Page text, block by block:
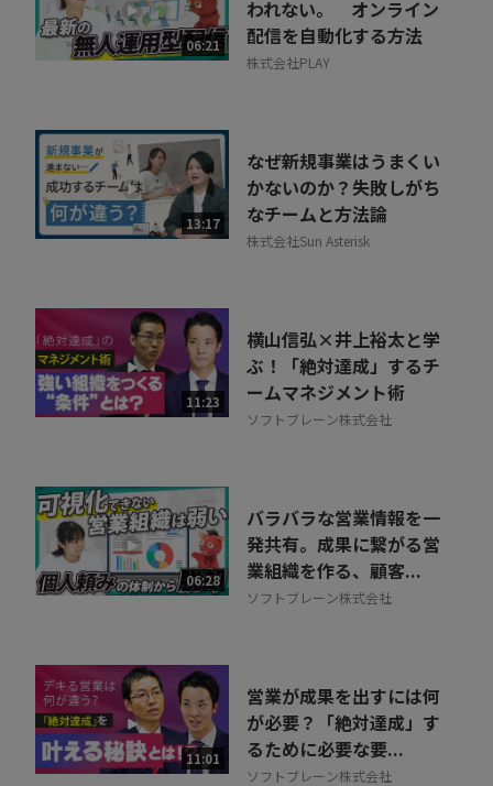
06:21
われない。 オンライン
配信を自動化する方法
株式会社PLAY
13:17
なぜ新規事業はうまくい
かないのか？失敗しがち
なチームと方法論
株式会社Sun Asterisk
11:23
横山信弘×井上裕太と学
ぶ！「絶対達成」するチ
ームマネジメント術
ソフトブレーン株式会社
06:28
バラバラな営業情報を一
発共有。成果に繋がる営
業組織を作る、顧客...
ソフトブレーン株式会社
11:01
営業が成果を出すには何
が必要？「絶対達成」す
るために必要な要...
ソフトブレーン株式会社